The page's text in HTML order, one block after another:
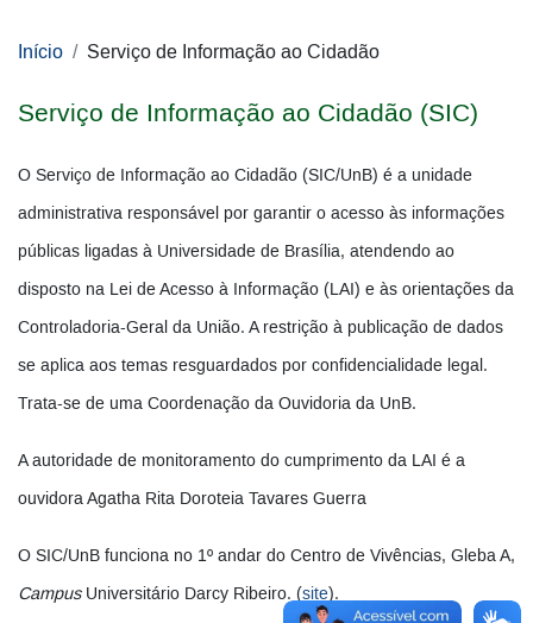
Início Serviço de Informação ao Cidadão
Serviço de Informação ao Cidadão (SIC)
O Serviço de Informação ao Cidadão (SIC/UnB) é a unidade
administrativa responsável por garantir o acesso às informações
públicas ligadas à Universidade de Brasília, atendendo ao
disposto na Lei de Acesso à Informação (LAI) e às orientações da
Controladoria-Geral da União. A restrição à publicação de dados
se aplica aos temas resguardados por confidencialidade legal.
Trata-se de uma Coordenação da Ouvidoria da UnB.
A autoridade de monitoramento do cumprimento da LAI é a
ouvidora Agatha Rita Doroteia Tavares Guerra
O SIC/UnB funciona no 1º andar do Centro de Vivências, Gleba A,
CampusUniversitário Darcy Ribeiro. (site).